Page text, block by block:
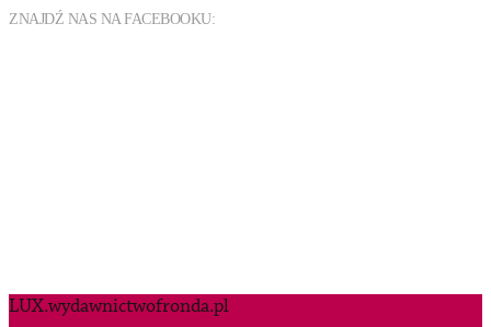
ZNAJDŹ NAS NA FACEBOOKU:
LUX.wydawnictwofronda.pl